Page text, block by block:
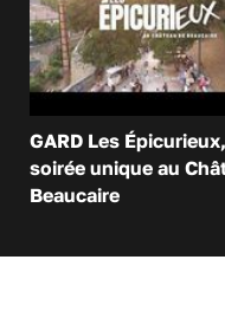
GARD Les
soirée unique au
Beaucaire